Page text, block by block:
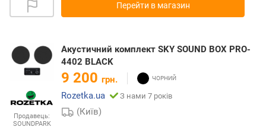
Перейти в магазин
Продавець:
SOUNDPARK
Акустичний комплект SKY SOUND BOX PRO-
4402 BLACK
9 200 грн.
Rozetka.ua
З нами 7 років
(Київ)